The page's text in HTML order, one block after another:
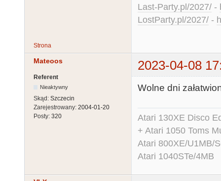
Last-Party.pl/2027/ -
LostParty.pl/2027/ -
Strona
Mateoos 2023-04-08
Referent
Nieaktywny
Skąd: Szczecin
Zarejestrowany: 2004-01-20
Posty: 320
Wolne dni
Atari 130XE Disco
+ Atari 1050 Toms
Atari 800XE/U1MB/
Atari 1040STe/4MB